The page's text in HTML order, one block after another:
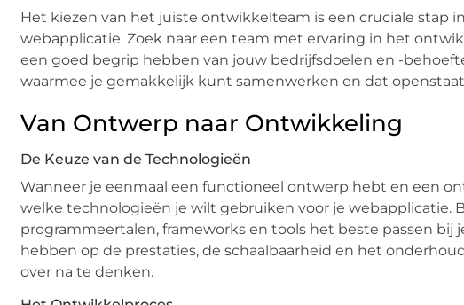
Het kiezen van het juiste ontwikkelteam is een cruciale stap
webapplicatie. Zoek naar een team met ervaring in het
een goed begrip hebben van jouw bedrijfsdoelen en -
waarmee je gemakkelijk kunt samenwerken en dat
Van Ontwerp naar Ontwikkeling
De Keuze van de Technologieën
Wanneer je eenmaal een functioneel ontwerp hebt en een
welke technologieën je wilt gebruiken voor je webapplicatie.
programmeertalen, frameworks en tools het beste passen
hebben op de prestaties, de schaalbaarheid en het
over na te denken.